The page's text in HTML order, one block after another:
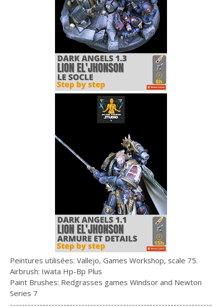
Peintures utilisées: Vallejo, Games Workshop, scale 75.
Airbrush: Iwata Hp-Bp Plus
Paint Brushes: Redgrasses games Windsor and Newton
Series 7
--------------------------------------------------------------------